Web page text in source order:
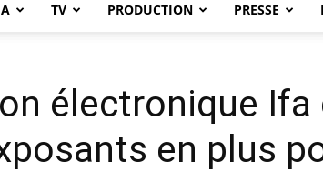
TV PRODUCTION PRESSE
électronique Ifa
en plus